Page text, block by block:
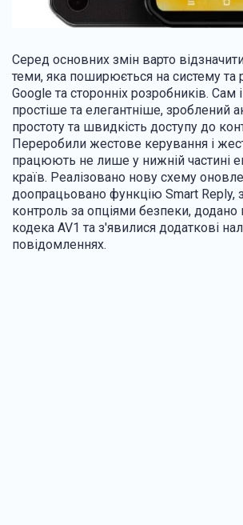
Серед основних змін варто
теми, яка поширюється на систему та
Google та сторонніх розробників. Сам
простіше та елегантніше, зроблений
простоту та швидкість доступу до
Переробили жестове керування і
працюють не лише у нижній частині
країв. Реалізовано нову схему
доопрацьовано функцію Smart Reply,
контроль за опціями безпеки, додано
кодека AV1 та з'явилися додаткові
повідомленнях.